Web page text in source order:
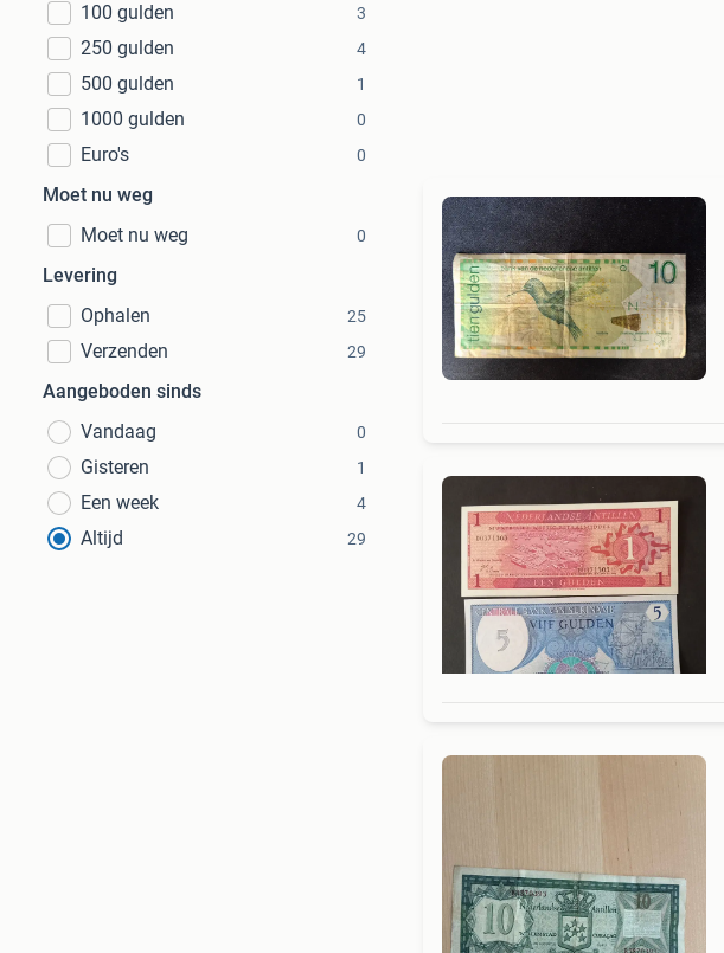
100 gulden 3
250 gulden 4
500 gulden 1
1000 gulden 0
Euro's 0
Moet nu weg
Moet nu weg
0
Levering
Ophalen
25
Verzenden 29
Aangeboden sinds
Vandaag
0
Gisteren 1
Een week 4
Altijd 29